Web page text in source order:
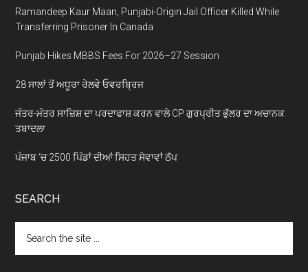
Ramandeep Kaur Maan, Punjabi-Origin Jail Officer Killed While
Transferring Prisoner In Canada
Punjab Hikes MBBS Fees For 2026–27 Session
28 ਸਾਲਾਂ ਤੋਂ ਅਧੂਰਾ ਰੇਲਵੇ ਓਵਰਬ੍ਰਿਜ
ਜੰਤਰ-ਮੰਤਰ ਸਾਜ਼ਿਸ਼ ਦਾ ਪਰਦਾਫਾਸ਼ ਕਰਨ ਵਾਲੇ CP ਗੁਰਪ੍ਰੀਤ ਭੁੱਲਰ ਦਾ ਅਚਾਨਕ
ਤਬਾਦਲਾ
ਪੰਜਾਬ ‘ਚ 2500 ਪਿੰਡਾਂ ਦੀਆਂ ਸਿਹਤ ਸੇਵਾਵਾਂ ਠੱਪ
SEARCH
the